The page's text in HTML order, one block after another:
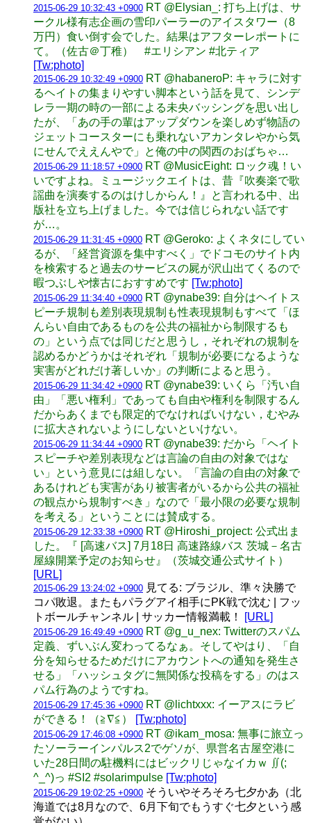
2015-06-29 10:32:43 +0900 RT @Elysian_: 打ち上げは、サ
ークル様有志企画の雪印パーラーのアイスタワー（8
万円）食い倒す会でした。結果はアフターレポートに
て。（佐古＠丁稚） #エリシアン #北ティア
[Tw:photo]
2015-06-29 10:32:49 +0900 RT @habaneroP: キャラに対す
るヘイトの集まりやすい脚本という話を見て、シンデ
レラ一期の時の一部による未央バッシングを思い出し
たが、「あの手の輩はアップダウンを楽しめず物語の
ジェットコースターにも乗れないアカンタレやから気
にせんでええんやで」と俺の中の関西のおばちゃ…
2015-06-29 11:18:57 +0900 RT @MusicEight: ロック魂！い
いですよね。ミュージックエイトは、昔『吹奏楽で歌
謡曲を演奏するのはけしからん！』と言われる中、出
版社を立ち上げました。今では信じられない話です
が…。
2015-06-29 11:31:45 +0900 RT @Geroko: よくネタにしてい
るが、「経営資源を集中すべく」でドコモのサイト内
を検索すると過去のサービスの屍が沢山出てくるので
暇つぶしや懐古におすすめです [Tw:photo]
2015-06-29 11:34:40 +0900 RT @ynabe39: 自分はヘイトス
ピーチ規制も差別表現規制も性表現規制もすべて「ほ
んらい自由であるものを公共の福祉から制限するも
の」という点では同じだと思うし，それぞれの規制を
認めるかどうかはそれぞれ「規制が必要になるような
実害がどれだけ著しいか」の判断によると思う。
2015-06-29 11:34:42 +0900 RT @ynabe39: いくら「汚い自
由」「悪い権利」であっても自由や権利を制限するん
だからあくまでも限定的でなければいけない，むやみ
に拡大されないようにしないといけない。
2015-06-29 11:34:44 +0900 RT @ynabe39: だから「ヘイト
スピーチや差別表現などは言論の自由の対象ではな
い」という意見には組しない。「言論の自由の対象で
あるけれども実害があり被害者がいるから公共の福祉
の観点から規制すべき」なので「最小限の必要な規制
を考える」ということには賛成する。
2015-06-29 12:33:38 +0900 RT @Hiroshi_project: 公式出ま
した。『 [高速バス] 7月18日 高速路線バス 茨城－名古
屋線開業予定のお知らせ』（茨城交通公式サイト）
[URL]
2015-06-29 13:24:02 +0900 見てる: ブラジル、準々決勝で
コパ敗退。またもパラグアイ相手にPK戦で沈む | フッ
トボールチャンネル | サッカー情報満載！
[URL]
2015-06-29 16:49:49 +0900 RT @g_u_nex: Twitterのスパム
定義、ずいぶん変わってるなぁ。そしてやはり、「自
分を知らせるためだけにアカウントへの通知を発生さ
せる」「ハッシュタグに無関係な投稿をする」のはス
パム行為のようですね。
2015-06-29 17:45:36 +0900 RT @lichtxxx: イーアスにラビ
ができる！（≧∇≦）
[Tw:photo]
2015-06-29 17:46:08 +0900 RT @ikam_mosa: 無事に旅立っ
たソーラーインパルス2でゲソが、県営名古屋空港に
いた28日間の駐機料にはビックリじゃなイカｗ ∬(;
^_^)っ #SI2 #solarimpulse [Tw:photo]
2015-06-29 19:02:25 +0900 そういやそろそろ七夕かあ（北
海道では8月なので、6月下旬でもうすぐ七夕という感